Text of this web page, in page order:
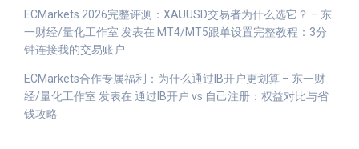
ECMarkets 2026完整评测：XAUUSD交易者为什么选它？ – 东
一财经/量化工作室 发表在 MT4/MT5跟单设置完整教程：3分
钟连接我的交易账户
ECMarkets合作专属福利：为什么通过IB开户更划算 – 东一财
经/量化工作室 发表在 通过IB开户 vs 自己注册：权益对比与省
钱攻略